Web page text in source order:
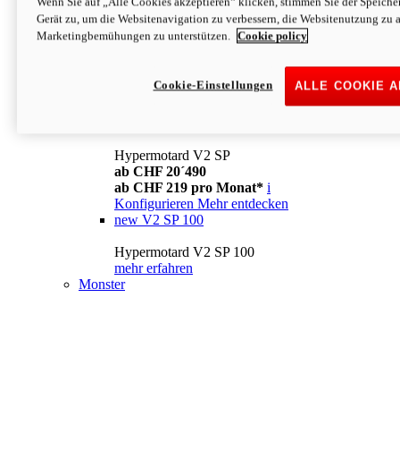
Konfigurieren Mehr entdecken
newV2
ab CHF 169 pro Monat* i
Mehr entdecken
Hypermotard V2 SP
ab CHF 20´490
ab CHF 219 pro Monat* i
Konfigurieren Mehr entdecken
new V2 SP 100
Hypermotard V2 SP 100
mehr erfahren
Monster
Gerät zu, um die Websitenavigation zu verbessern, die Websitenutzung zu
Marketingbemühungen zu unterstützen.
Cookie policy
ALLE COOKIE
Cookie-Einstellungen